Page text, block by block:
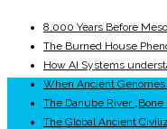
8,000 Years Before
The Burned House
How AI Systems
When Ancient
The Danube River „Bone
The Global Ancient